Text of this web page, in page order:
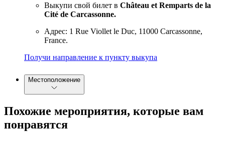
Выкупи свой билет в Château et Remparts de la
Cité de Carcassonne.
Адрес: 1 Rue Viollet le Duc, 11000 Carcassonne,
France.
Получи направление к пункту выкупа
Местоположение
Похожие мероприятия, которые вам
понравятся